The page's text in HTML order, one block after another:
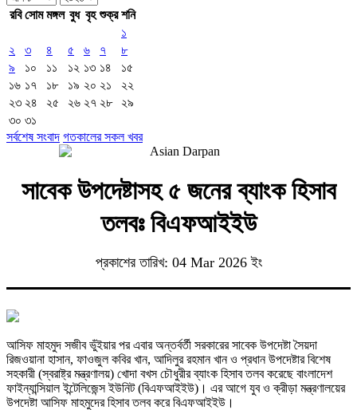
রবি সোম মঙ্গল বুধ বৃহ শুক্র শনি
১
২
৩ ৪ ৫ ৬ ৭
৮
৯
১০ ১১ ১২ ১৩ ১৪
১৫
১৬ ১৭ ১৮ ১৯ ২০ ২১
২২
২৩ ২৪ ২৫ ২৬ ২৭ ২৮
২৯
৩০ ৩১
সর্বশেষ সংবাদ গতকালের সকল খবর
সাবেক উপদেষ্টাসহ ৫ জনের ব্যাংক হিসাব
তলবঃ বিএফআইইউ
প্রকাশের তারিখ: 04 Mar 2026 ইং
আসিফ মাহমুদ সজীব ভুঁইয়ার পর এবার অন্তর্বর্তী সরকারের সাবেক উপদেষ্টা সৈয়দা
রিজওয়ানা হাসান, ফাওজুল কবির খান, আদিলুর রহমান খান ও প্রধান উপদেষ্টার বিশেষ
সহকারী (স্বরাষ্ট্র মন্ত্রণালয়) খোদা বখস চৌধুরীর ব্যাংক হিসাব তলব করেছে বাংলাদেশ
ফাইন্যান্সিয়াল ইন্টেলিজেন্স ইউনিট (বিএফআইইউ)। এর আগে যুব ও ক্রীড়া মন্ত্রণালয়ের
উপদেষ্টা আসিফ মাহমুদের হিসাব তলব করে বিএফআইইউ।